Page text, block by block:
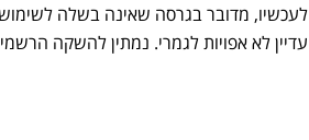
לעכשיו, מדובר בגרסה שאינה בשלה
עדיין לא אפויות לגמרי. נמתין להשקה